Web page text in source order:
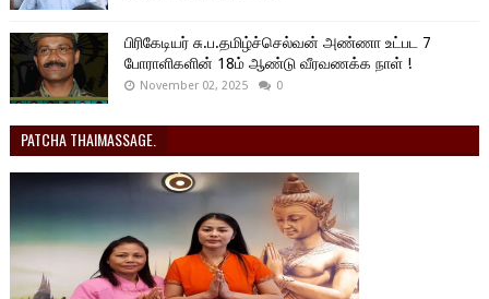
பிரிகேடியர் சு.ப.தமிழ்ச்செல்வன் அண்ணா உட்பட 7
போராளிகளின் 18ம் ஆண்டு வீரவணக்க நாள் !
November 02, 2025 0
PATCHA THAIMASSAGE.